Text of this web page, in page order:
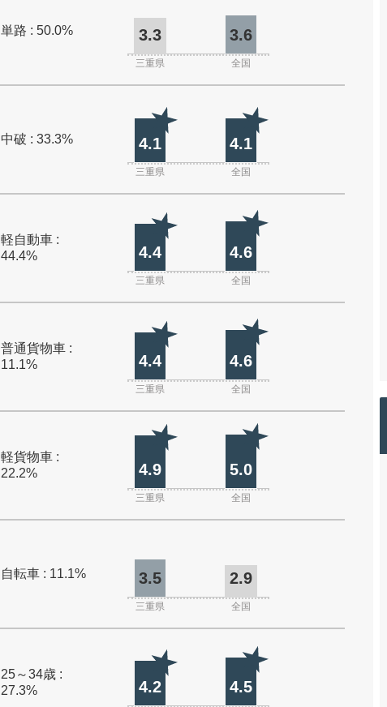
単路 : 50.0% 3.3 3.6
三重県 全国
中破 : 33.3% 4.1 4.1
三重県 全国
軽自動車 :
44.4%
4.4 4.6
三重県 全国
普通貨物車 :
11.1%
4.4 4.6
三重県 全国
軽貨物車 :
22.2%
4.9 5.0
三重県 全国
自転車 : 11.1% 3.5 2.9
三重県 全国
25～34歳 :
27.3%
4.2 4.5